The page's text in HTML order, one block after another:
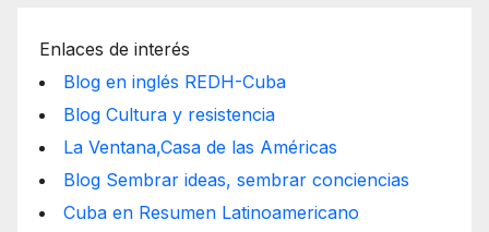
Enlaces de interés
Blog en inglés REDH-Cuba
Blog Cultura y resistencia
La Ventana,Casa de las Américas
Blog Sembrar ideas, sembrar conciencias
Cuba en Resumen Latinoamericano